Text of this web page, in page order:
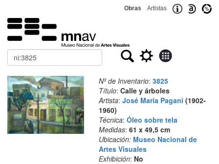
Obras Artistas
Buscar
Nº de Inventario: 3825
Título: Calle y árboles
Artista: José María Pagani (1902-
1960)
Técnica: Óleo sobre tela
Medidas: 61 x 49,5 cm
Ubicación: Museo Nacional de
Artes Visuales
Exhibición: No